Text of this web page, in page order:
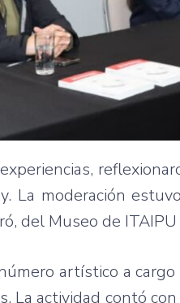
La moderación
del Museo de
artístico a
La actividad contó